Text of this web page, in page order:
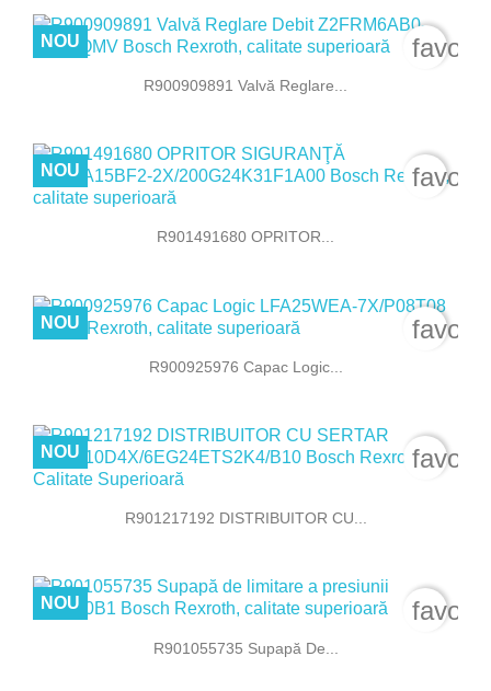
R900909891 Valvă Reglare...
NOU
R901491680 OPRITOR...
NOU
R900925976 Capac Logic...
NOU
R901217192 DISTRIBUITOR CU...
NOU
R901055735 Supapă De...
NOU